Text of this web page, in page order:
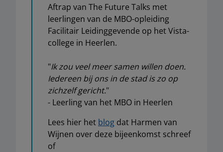
Aftrap van The Future Talks met
leerlingen van de MBO-opleiding
Facilitair Leidinggevende op het Vista-
college in Heerlen.
"Ik zou veel meer samen willen doen.
Iedereen bĳ ons in de stad is zo op
zichzelf gericht."
- Leerling van het MBO in Heerlen
Lees hier het blog dat Harmen van
Wijnen over deze bijeenkomst schreef
of